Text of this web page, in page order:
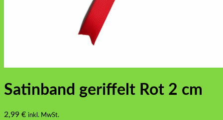
Satinband geriffelt Rot 2 cm
2,99 € inkl. MwSt.